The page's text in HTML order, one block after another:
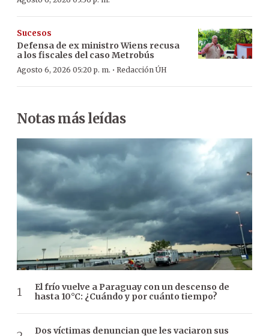
Sucesos
Defensa de ex ministro Wiens recusa
a los fiscales del caso Metrobús
Agosto 6, 2026 05:20 p. m. · Redacción ÚH
Notas más leídas
El frío vuelve a Paraguay con un descenso de
hasta 10°C: ¿Cuándo y por cuánto tiempo?
Dos víctimas denuncian que les vaciaron sus